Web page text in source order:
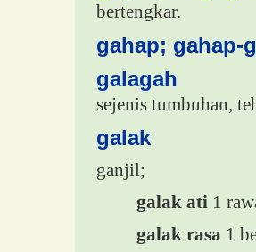
bertengkar.
gahap; gahap-
galagah
sejenis tumbuhan,
galak
ganjil;
galak ati 1
galak rasa 1